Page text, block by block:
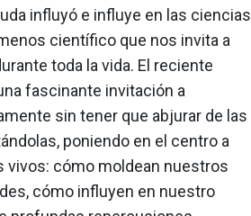
influyó e influye en las ciencias
científico que nos invita a
toda la vida. El reciente
fascinante invitación a
sin tener que abjurar de las
poniendo en el centro a
vivos: cómo moldean nuestros
cómo influyen en nuestro